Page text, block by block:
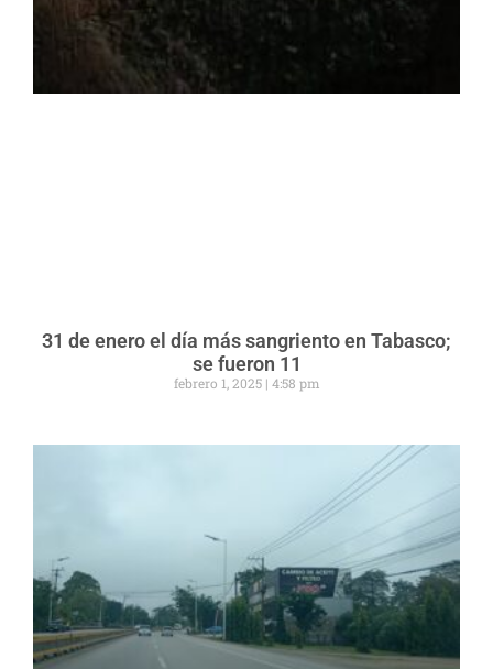
31 de enero el día más sangriento en Tabasco;
se fueron 11
febrero 1, 2025 4:58 pm